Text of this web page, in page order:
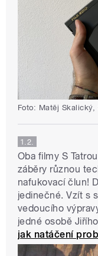
Foto: Matěj Skalický,
1.2.
Oba filmy S
záběry různou
nafukovací člun!
jedinečné. Vzít s
vedoucího
jedné osobě
jak natáčení